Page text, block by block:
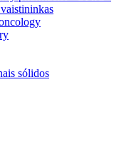
sólidos